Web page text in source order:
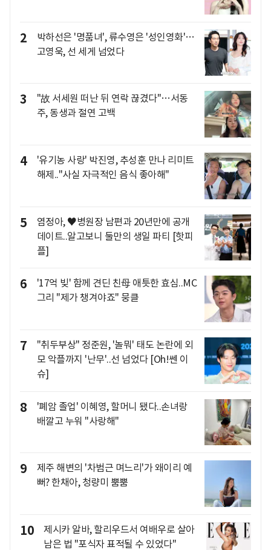
2
박하선은 '명품녀', 류수영은 '성인영화'…
고영욱, 선 세게 넘었다
3
"故 서세원 떠난 뒤 연락 끊겼다"…서동
주, 동생과 절연 고백
4
'유기농 사랑' 박진영, 추성훈 만나 리미트
해제.."사실 자극적인 음식 좋아해"
5
염정아, ♥병원장 남편과 20년만에 공개
데이트..알고보니 둘만의 생일 파티 [핫피
플]
6
'17억 빚' 함께 견딘 친母 애틋한 효심..MC
그리 "제가 챙겨야죠" 뭉클
7
"취두부상" 정준원, '놀뭐' 태도 논란에 외
모 악플까지 '난무'..선 넘었다 [Oh!쎈 이
슈]
8
'폐암 졸업' 이혜영, 할머니 됐다..손녀랑
배깔고 누워 "사랑해"
9
제주 해변의 '차범근 며느리'가 왜이리 예
뻐? 한채아, 청량미 뿜뿜
10
제시카 알바, 할리우드서 여배우로 살아
남은 법 "포식자 표적될 수 있었다"